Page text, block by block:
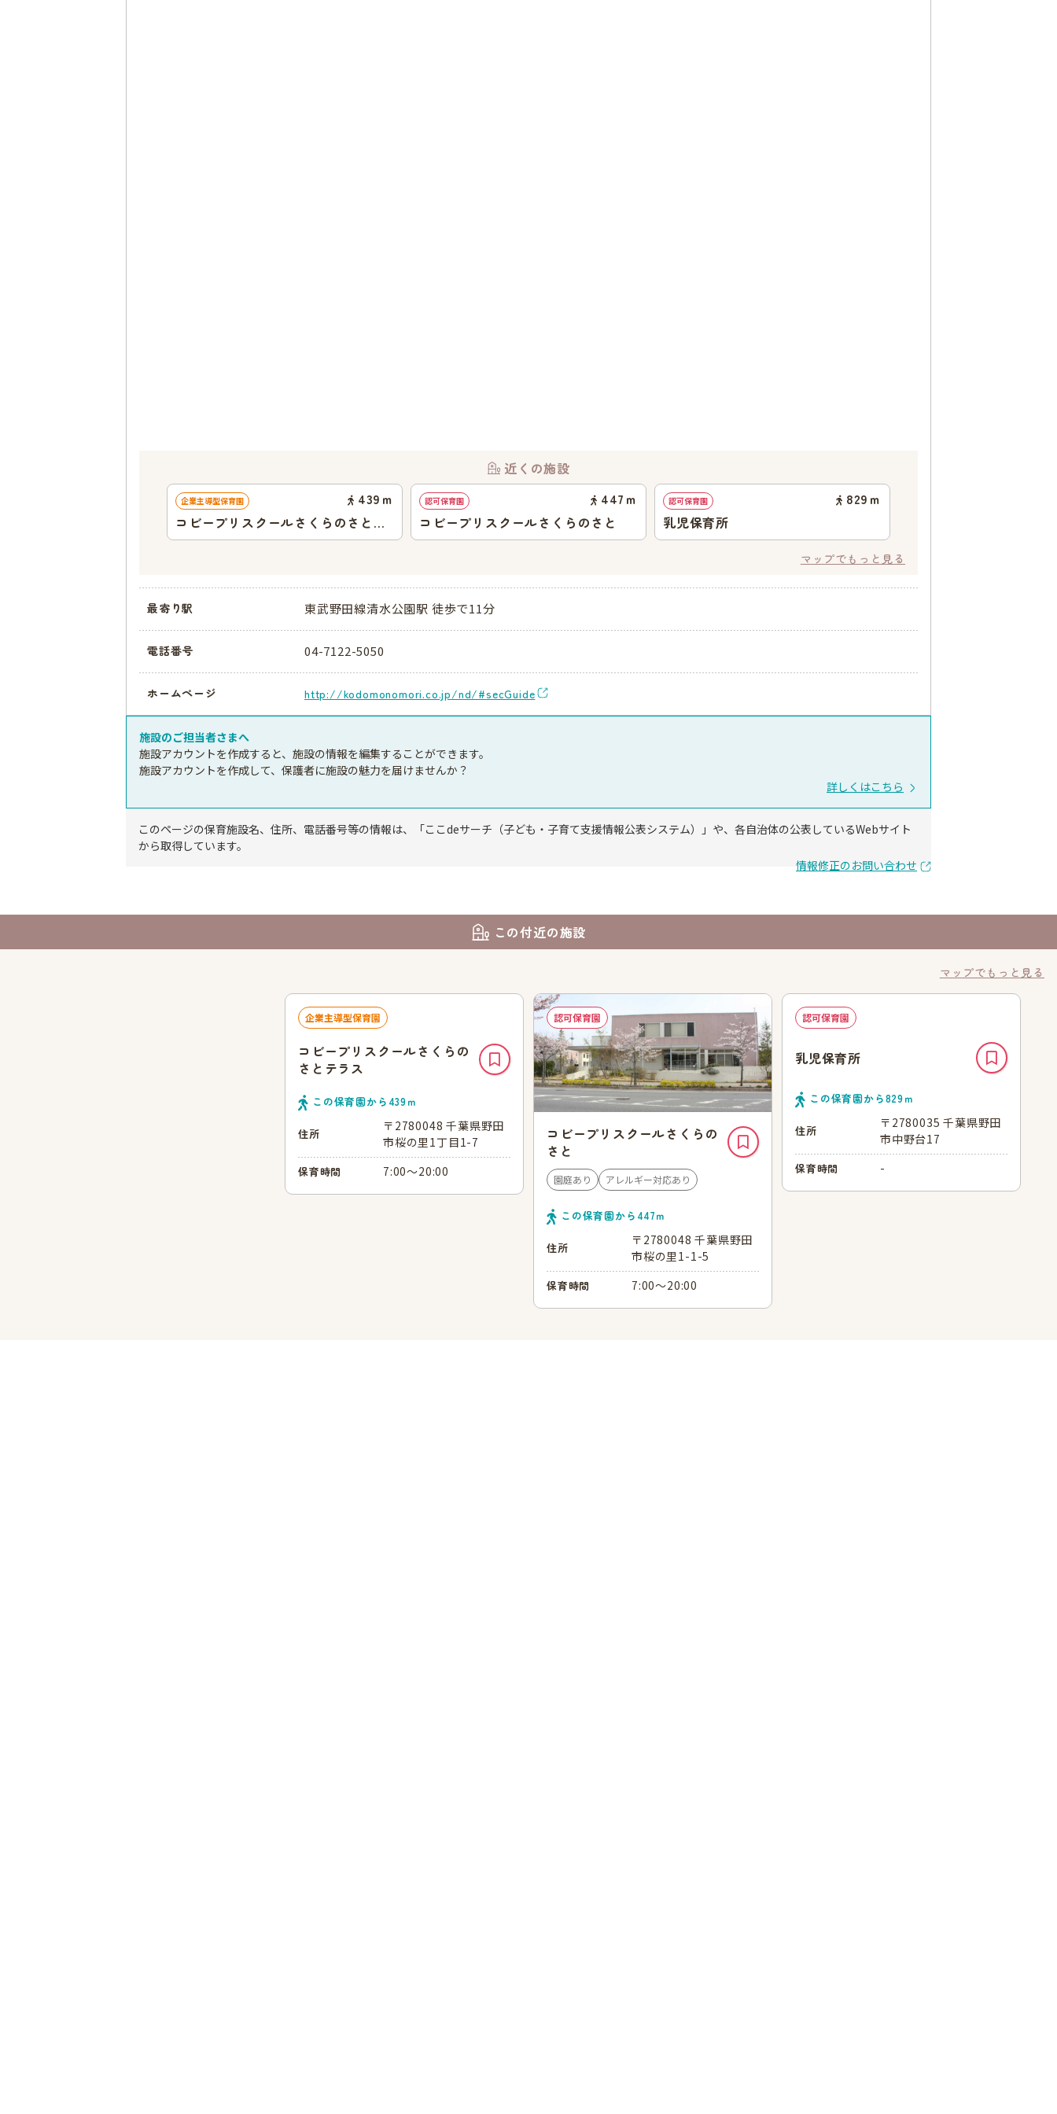
近くの施設
企業主導型保育園 439 ｍ
コビープリスクールさくらのさとテ
ラス
認可保育園 447 ｍ
コビープリスクールさくらのさと
認可保育園 829 ｍ
乳児保育所
マップでもっと見る
最寄り駅 東武野田線清水公園駅 徒歩で11分
電話番号 04-7122-5050
ホームページ http://kodomonomori.co.jp/nd/#secGuide
施設のご担当者さまへ
施設アカウントを作成すると、施設の情報を編集することができます。
施設アカウントを作成して、保護者に施設の魅力を届けませんか？
詳しくはこちら
このページの保育施設名、住所、電話番号等の情報は、「ここdeサーチ（子ども・子育て支援情報公表システム）」や、各自治体の公表しているWebサイト
から取得しています。
情報修正のお問い合わせ
この付近の施設
マップでもっと見る
企業主導型保育園
コビープリスクールさくらの
さとテラス
この保育園から 439ｍ
住所
〒2780048 千葉県野田
市桜の里1丁目1-7
保育時間 7:00～20:00
認可保育園
コビープリスクールさくらの
さと
園庭あり アレルギー対応あり
この保育園から 447ｍ
住所
〒2780048 千葉県野田
市桜の里1-1-5
保育時間 7:00～20:00
認可保育園
乳児保育所
この保育園から829ｍ
住所
〒2780035 千葉県野田
市中野台17
保育時間 -